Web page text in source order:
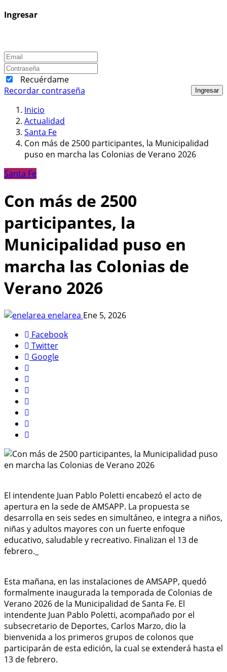
Ingresar
Recuérdame
Ingresar
Recordar contraseña
Inicio
Actualidad
Santa Fe
Con más de 2500 participantes, la Municipalidad
puso en marcha las Colonias de Verano 2026
Santa Fe
Con más de 2500
participantes, la
Municipalidad puso en
marcha las Colonias de
Verano 2026
enelarea Ene 5, 2026
Facebook
Twitter
Google
El intendente Juan Pablo Poletti encabezó el acto de
apertura en la sede de AMSAPP. La propuesta se
desarrolla en seis sedes en simultáneo, e integra a niños,
niñas y adultos mayores con un fuerte enfoque
educativo, saludable y recreativo. Finalizan el 13 de
febrero._
Esta mañana, en las instalaciones de AMSAPP, quedó
formalmente inaugurada la temporada de Colonias de
Verano 2026 de la Municipalidad de Santa Fe. El
intendente Juan Pablo Poletti, acompañado por el
subsecretario de Deportes, Carlos Marzo, dio la
bienvenida a los primeros grupos de colonos que
participarán de esta edición, la cual se extenderá hasta el
13 de febrero.